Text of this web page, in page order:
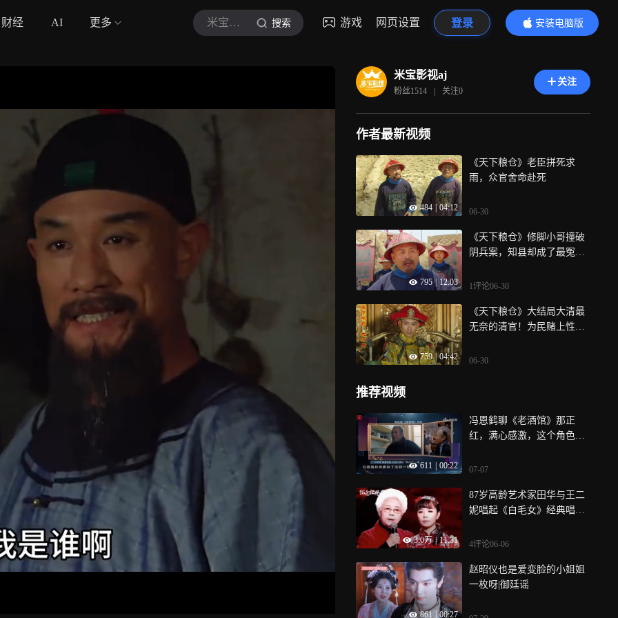
财经 AI 更多 米宝影视aj 搜索 游戏 网页设置 登录
安装电脑版
内容更精彩
米宝影视aj
粉丝1514 | 关注0
关注
作者最新视频
484 04:12
《天下粮仓》老臣拼死求
雨，众官舍命赴死
06-30
795 | 12:03
《天下粮仓》修脚小哥撞破
阴兵案，知县却成了最冤的
1评论06-30
759 | 04:42
《天下粮仓》大结局大清最
无奈的清官！为民赌上性
06-30
推荐视频
611 00:22
冯恩鹤聊《老酒馆》那正
红，满心感激，这个角色成
07-07
3.0万 | 11:31
87岁高龄艺术家田华与王二
妮唱起《白毛女》经典唱
西口》
4评论06-06
861 00:27
赵昭仪也是爱变脸的小姐姐
一枚呀|御廷谣